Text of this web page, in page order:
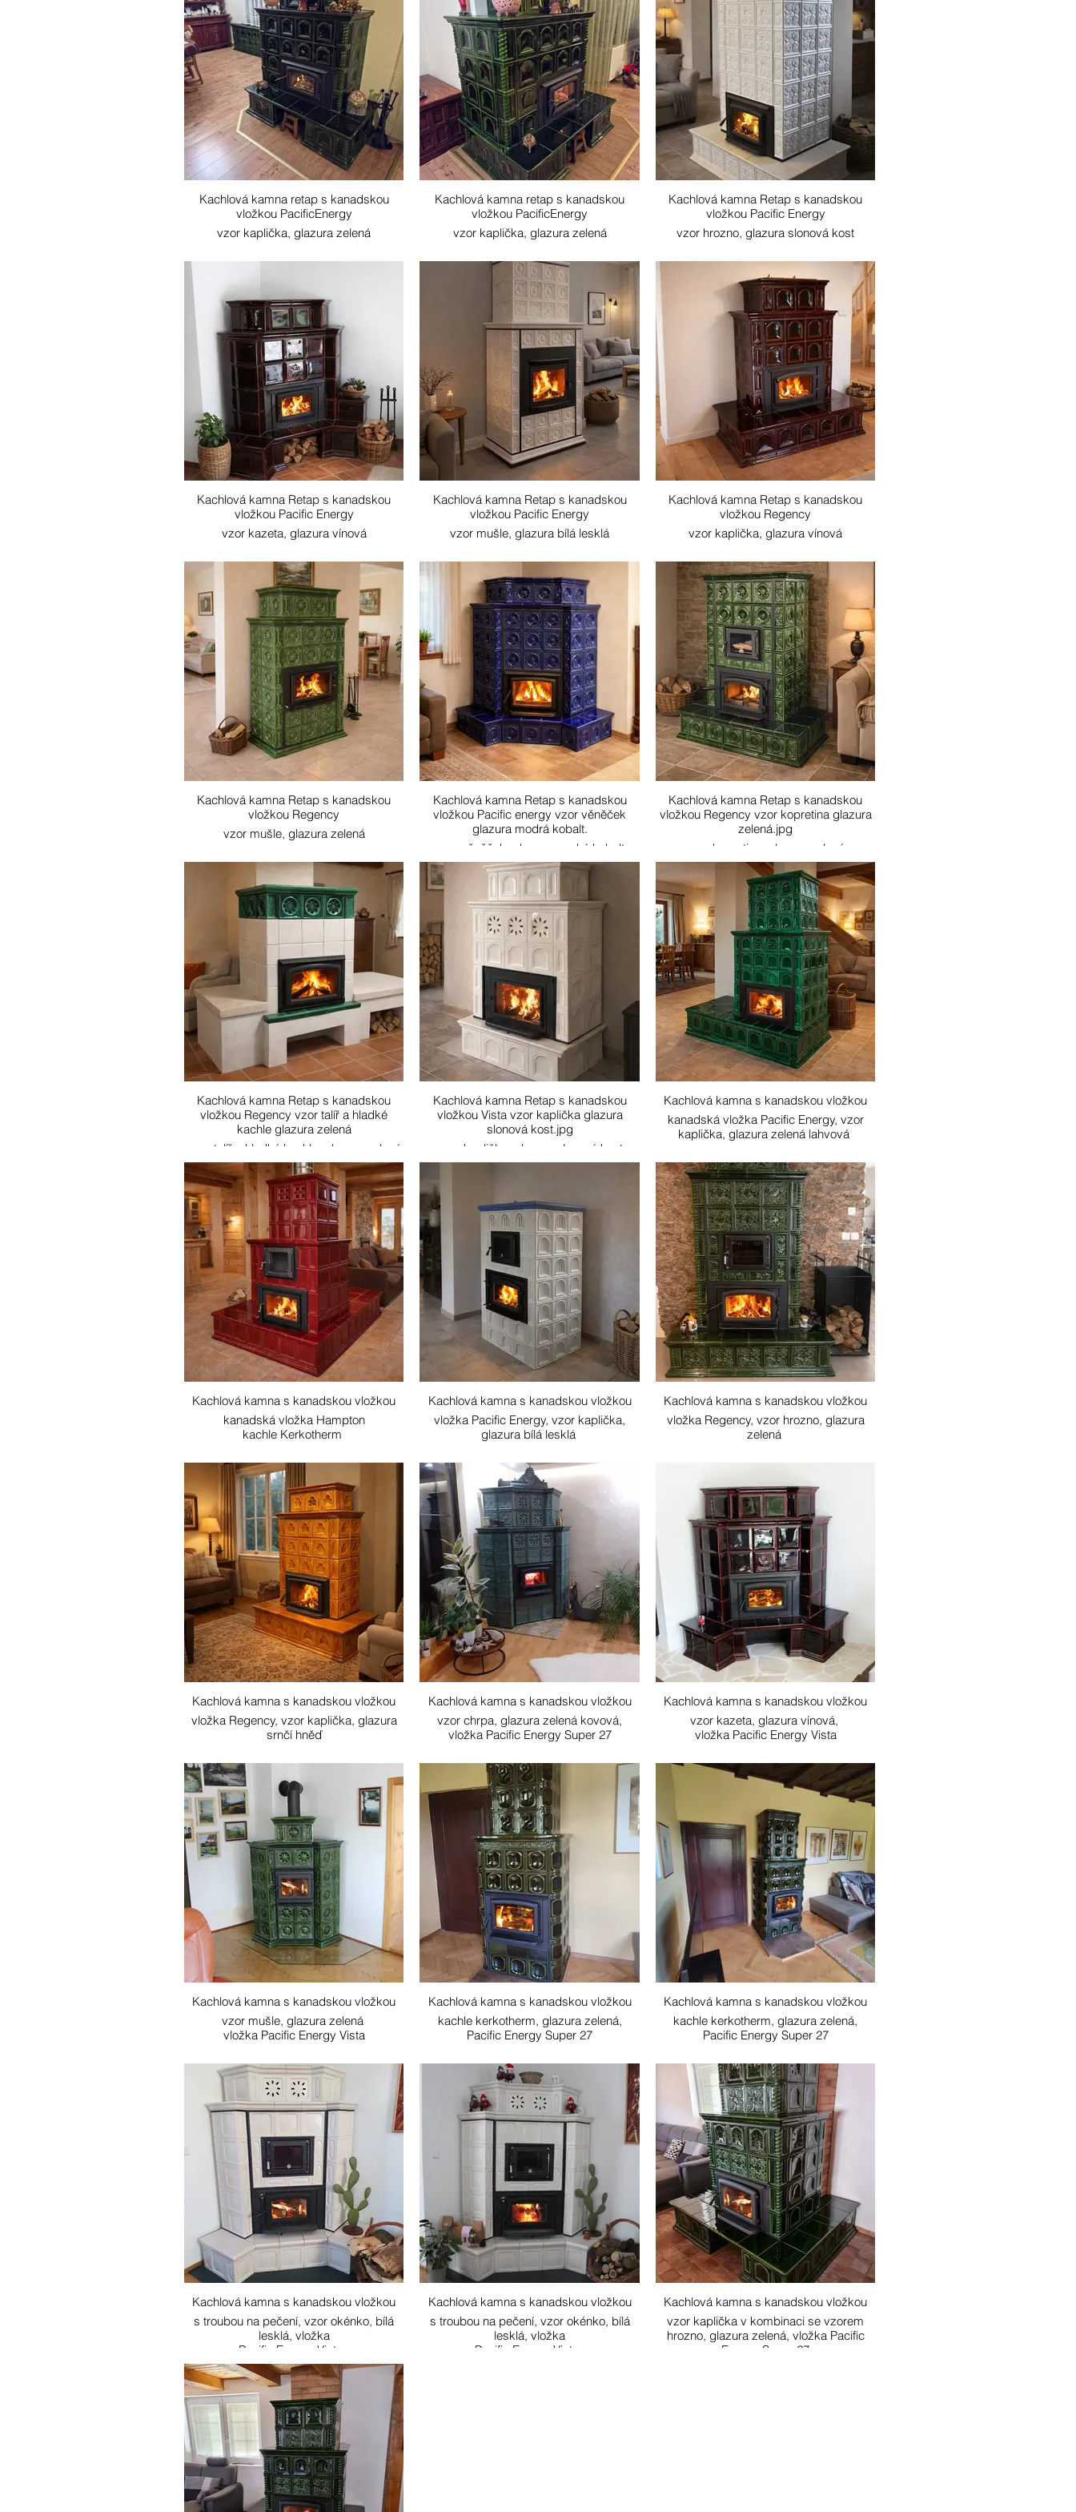
Kachlová kamna retap s kanadskou
vložkou PacificEnergy
vzor kaplička, glazura zelená
Kachlová kamna retap s kanadskou
vložkou PacificEnergy
vzor kaplička, glazura zelená
Kachlová kamna Retap s kanadskou
vložkou Pacific Energy
vzor hrozno, glazura slonová kost
Kachlová kamna Retap s kanadskou
vložkou Pacific Energy
vzor kazeta, glazura vínová
Kachlová kamna Retap s kanadskou
vložkou Pacific Energy
vzor mušle, glazura bílá lesklá
Kachlová kamna Retap s kanadskou
vložkou Regency
vzor kaplička, glazura vínová
Kachlová kamna Retap s kanadskou
vložkou Regency
vzor mušle, glazura zelená
Kachlová kamna Retap s kanadskou
vložkou Pacific energy vzor věněček
glazura modrá kobalt.
vzor věněček, glazura modrá kobalt
Kachlová kamna Retap s kanadskou
vložkou Regency vzor kopretina glazura
zelená.jpg
vzor kopretina, glazura zelená
Kachlová kamna Retap s kanadskou
vložkou Regency vzor talíř a hladké
kachle glazura zelená
vzor talíř a hladké kachle, glazura zelená
Kachlová kamna Retap s kanadskou
vložkou Vista vzor kaplička glazura
slonová kost.jpg
vzor kaplička, glazura slonová kost
Kachlová kamna s kanadskou vložkou
kanadská vložka Pacific Energy, vzor
kaplička, glazura zelená lahvová
Kachlová kamna s kanadskou vložkou
kanadská vložka Hampton
kachle Kerkotherm
Kachlová kamna s kanadskou vložkou
vložka Pacific Energy, vzor kaplička,
glazura bílá lesklá
Kachlová kamna s kanadskou vložkou
vložka Regency, vzor hrozno, glazura
zelená
Kachlová kamna s kanadskou vložkou
vložka Regency, vzor kaplička, glazura
srnčí hněď
Kachlová kamna s kanadskou vložkou
vzor chrpa, glazura zelená kovová,
vložka Pacific Energy Super 27
Kachlová kamna s kanadskou vložkou
vzor kazeta, glazura vínová,
vložka Pacific Energy Vista
Kachlová kamna s kanadskou vložkou
vzor mušle, glazura zelená
vložka Pacific Energy Vista
Kachlová kamna s kanadskou vložkou
kachle kerkotherm, glazura zelená,
Pacific Energy Super 27
Kachlová kamna s kanadskou vložkou
kachle kerkotherm, glazura zelená,
Pacific Energy Super 27
Kachlová kamna s kanadskou vložkou
s troubou na pečení, vzor okénko, bílá
lesklá, vložka
Pacific Energy Vista,
Kachlová kamna s kanadskou vložkou
s troubou na pečení, vzor okénko, bílá
lesklá, vložka
Pacific Energy Vista,
Kachlová kamna s kanadskou vložkou
vzor kaplička v kombinaci se vzorem
hrozno, glazura zelená, vložka Pacific
Energy Super 27